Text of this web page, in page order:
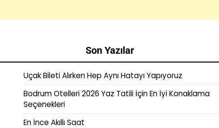
Son Yazılar
Uçak Bileti Alırken Hep Aynı Hatayı Yapıyoruz
Bodrum Otelleri 2026 Yaz Tatili İçin En İyi Konaklama
Seçenekleri
En İnce Akıllı Saat